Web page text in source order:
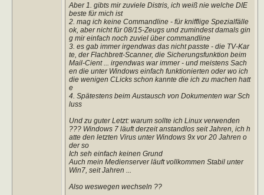
Aber 1. gibts mir zuviele Distris, ich weiß nie welche DIE
beste für mich ist
2. mag ich keine Commandline - für knifflige Spezialfälle
ok, aber nicht für 08/15-Zeugs und zumindest damals gin
g mir einfach noch zuviel über commandline
3. es gab immer irgendwas das nicht passte - die TV-Kar
te, der Flachbrett-Scanner, die Sicherungsfunktion beim
Mail-Cient ... irgendwas war immer - und meistens Sach
en die unter Windows einfach funktionierten oder wo ich
die wenigen CLicks schon kannte die ich zu machen hatt
e
4. Spätestens beim Austausch von Dokumenten war Sch
luss
Und zu guter Letzt: warum sollte ich Linux verwenden
??? Windows 7 läuft derzeit anstandlos seit Jahren, ich h
atte den letzten Virus unter Windows 9x vor 20 Jahren o
der so
Ich seh einfach keinen Grund
Auch mein Medienserver läuft vollkommen Stabil unter
Win7, seit Jahren ...
Also weswegen wechseln ??